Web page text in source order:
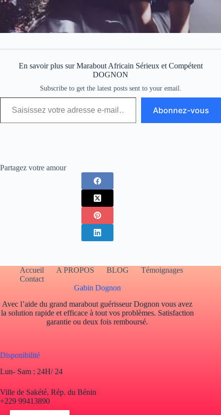
En savoir plus sur Marabout Africain Sérieux et Compétent
DOGNON
Subscribe to get the latest posts sent to your email.
Abonnez-vous
Partagez votre amour
Accueil A PROPOS BLOG
Témoignages
Contact
Gabin Dognon
Avec l’aide du grand marabout guérisseur Dognon vous avez
la solution rapide et efficace à tout vos problèmes. Satisfaction
garantie ou deux fois remboursé.
Disponibilité
Lun- Sam : 24H/ 24
Ville de Sakété, Rép. du Bénin
+229 99413890